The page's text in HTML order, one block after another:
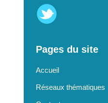
Pages du site
Accueil
Réseaux thématiques